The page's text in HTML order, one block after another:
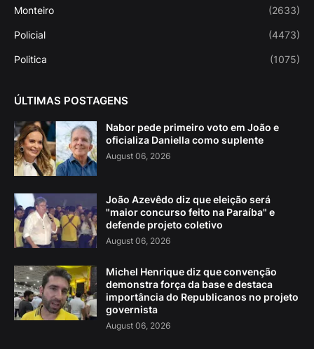
Monteiro (2633)
Policial (4473)
Politica (1075)
ÚLTIMAS POSTAGENS
Nabor pede primeiro voto em João e
oficializa Daniella como suplente
August 06, 2026
João Azevêdo diz que eleição será
"maior concurso feito na Paraíba" e
defende projeto coletivo
August 06, 2026
Michel Henrique diz que convenção
demonstra força da base e destaca
importância do Republicanos no projeto
governista
August 06, 2026